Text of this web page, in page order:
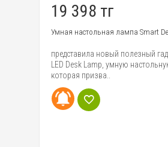
19 398 тг
Умная настольная лампа Smart
представила новый полезный
LED Desk Lamp, умную
которая призва..